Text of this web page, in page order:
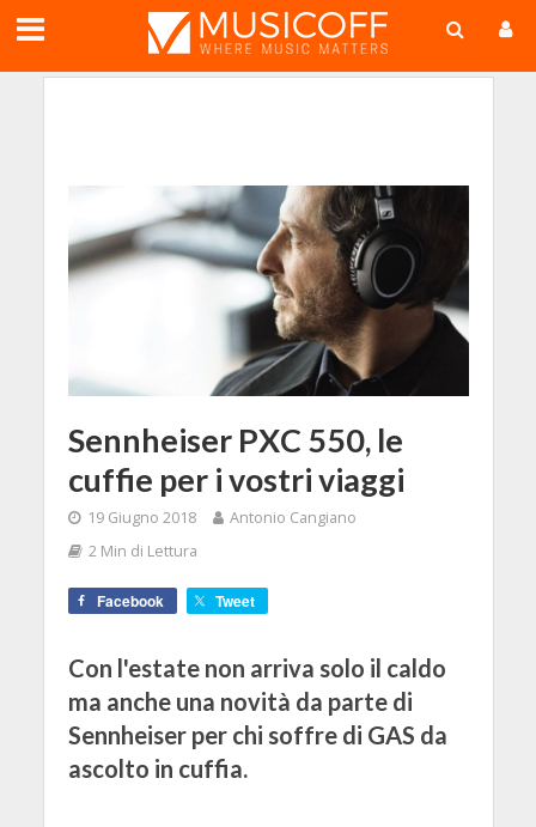
Sennheiser PXC 550, le
cuffie per i vostri viaggi
19 Giugno 2018
Antonio Cangiano
2 Min di Lettura
Facebook Tweet
Con l'estate non arriva solo il caldo
ma anche una novità da parte di
Sennheiser per chi soffre di GAS da
ascolto in cuffia.